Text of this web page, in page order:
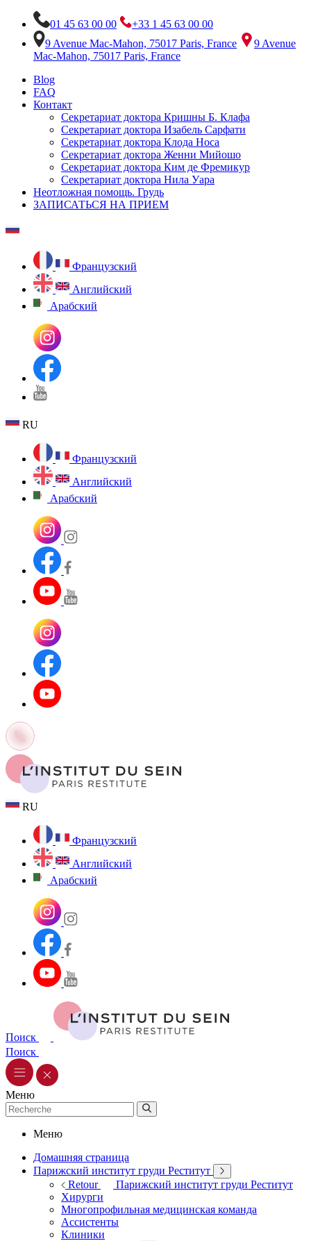
01 45 63 00 00
+33 1 45 63 00 00
9 Avenue Mac-Mahon, 75017 Paris, France
9 Avenue
Mac-Mahon, 75017 Paris, France
Blog
FAQ
Контакт
Секретариат доктора Кришны Б. Клафа
Секретариат доктора Изабель Сарфати
Секретариат доктора Клода Носа
Секретариат доктора Женни Мийошо
Секретариат доктора Ким де Фремикур
Секретариат доктора Нила Уара
Неотложная помощь. Грудь
ЗАПИСАТЬСЯ НА ПРИЕМ
Французский
Английский
Арабский
RU
Французский
Английский
Арабский
RU
Французский
Английский
Арабский
Поиск
Поиск
Меню
Меню
Домашняя страница
Парижский институт груди Реститут
Retour
Парижский институт груди Реститут
Хирурги
Многопрофильная медицинская команда
Ассистенты
Клиники